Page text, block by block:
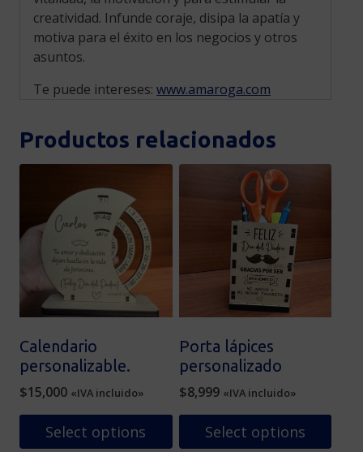
creatividad. Infunde coraje, disipa la apatía y
motiva para el éxito en los negocios y otros
asuntos.
Te puede intereses: www.amaroga.com
Productos relacionados
Calendario
personalizable.
$15,000 «IVA incluido»
Select options
Porta lápices
personalizado
$8,999 «IVA incluido»
Select options